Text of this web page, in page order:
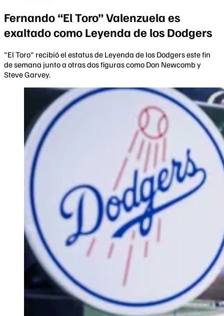
Fernando “El Toro” Valenzuela es
exaltado como Leyenda de los Dodgers
"El Toro" recibió el estatus de Leyenda de los Dodgers este fin
de semana junto a otras dos figuras como Don Newcomb y
Steve Garvey.